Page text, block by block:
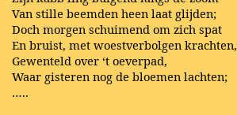
Van stille beemden heen laat glijden;
Doch morgen schuimend om zich spat
En bruist, met woestverbolgen krachten,
Gewenteld over ‘t oeverpad,
Waar gisteren nog de bloemen lachten;
…..